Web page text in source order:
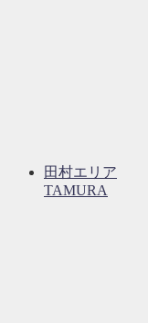
田村エリア
TAMURA